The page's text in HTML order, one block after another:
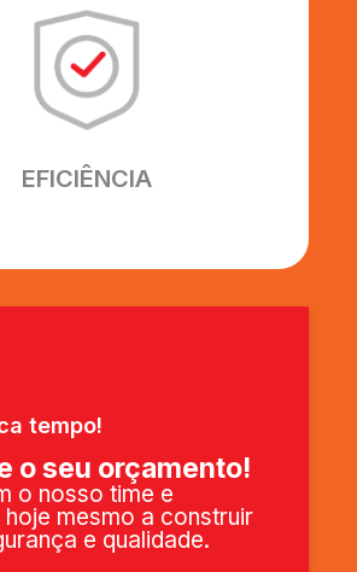
EFICIÊNCIA
EFICIÊNCIA
em fazer o melhor.
os melhores
e profissionais, para
perfeitamente.
tempo!
o seu orçamento!
o nosso time e
mesmo a construir
e qualidade.